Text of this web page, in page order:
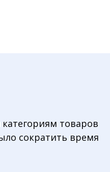
товаров
сократить время